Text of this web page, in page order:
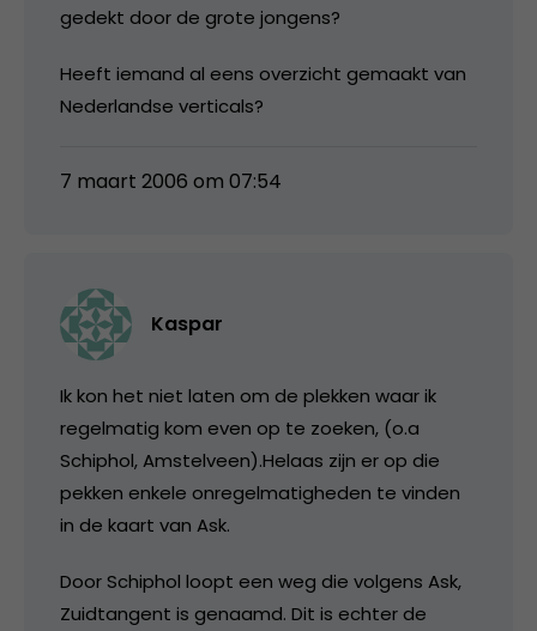
gedekt door de grote jongens?
Heeft iemand al eens overzicht gemaakt van
Nederlandse verticals?
7 maart 2006 om 07:54
Kaspar
Ik kon het niet laten om de plekken waar ik
regelmatig kom even op te zoeken, (o.a
Schiphol, Amstelveen).Helaas zijn er op die
pekken enkele onregelmatigheden te vinden
in de kaart van Ask.
Door Schiphol loopt een weg die volgens Ask,
Zuidtangent is genaamd. Dit is echter de